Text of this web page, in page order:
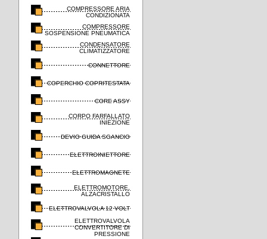
COMPRESSORE ARIA
CONDIZIONATA
COMPRESSORE
SOSPENSIONE PNEUMATICA
CONDENSATORE
CLIMATIZZATORE
CONNETTORE
COPERCHIO COPRITESTATA
CORE ASSY
CORPO FARFALLATO
INIEZIONE
DEVIO GUIDA SGANCIO
ELETTROINIETTORE
ELETTROMAGNETE
ELETTROMOTORE,
ALZACRISTALLO
ELETTROVALVOLA 12 VOLT
ELETTROVALVOLA
CONVERTITORE DI
PRESSIONE